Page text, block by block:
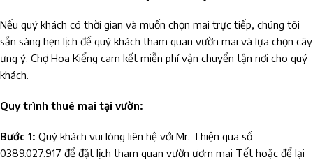
Nếu quý khách có thời gian và muốn chọn mai trực tiếp, chúng tôi
sẵn sàng hẹn lịch để quý khách tham quan vườn mai và lựa chọn cây
ưng ý. Chợ Hoa Kiểng cam kết miễn phí vận chuyển tận nơi cho quý
khách.
Quy trình thuê mai tại vườn:
Bước 1: Quý khách vui lòng liên hệ với Mr. Thiện qua số
0389.027.917 để đặt lịch tham quan vườn ươm mai Tết hoặc để lại